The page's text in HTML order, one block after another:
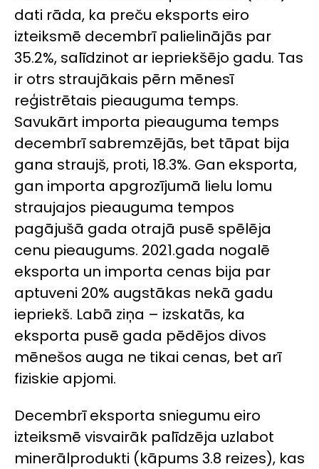
dati rāda, ka preču eksports eiro
izteiksmē decembrī palielinājās par
35.2%, salīdzinot ar iepriekšējo gadu. Tas
ir otrs straujākais pērn mēnesī
reģistrētais pieauguma temps.
Savukārt importa pieauguma temps
decembrī sabremzējās, bet tāpat bija
gana straujš, proti, 18.3%. Gan eksporta,
gan importa apgrozījumā lielu lomu
straujajos pieauguma tempos
pagājušā gada otrajā pusē spēlēja
cenu pieaugums. 2021.gada nogalē
eksporta un importa cenas bija par
aptuveni 20% augstākas nekā gadu
iepriekš. Labā ziņa – izskatās, ka
eksporta pusē gada pēdējos divos
mēnešos auga ne tikai cenas, bet arī
fiziskie apjomi.
Decembrī eksporta sniegumu eiro
izteiksmē visvairāk palīdzēja uzlabot
minerālprodukti (kāpums 3.8 reizes), kas